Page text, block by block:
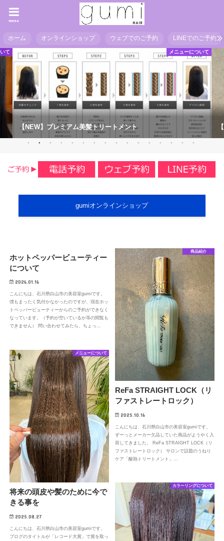
menu
ホーム オンラインショップ ウェブでのご予約 LINEでのご予約
て メニューについて
【NEW】プレミアム美髪トリートメント
gumiオンラインショップ
ホットペッパービューティー
について
2026.01.16
こんにちは、石川県白山市の美容室gumiです。
僕もまったく気付かなかったのですが、現在ホッ
トペッパービューティーからのご予約ができなく
なっています。（予約が空いているか等の閲覧も
できません） 問い合わせてみたら、ちょっ…
商品紹介
ReFa STRAIGHT LOCK（リ
ファストレートロック）
2025.10.16
こんにちは、石川県白山市の美容室gumiです。
ずーっとメーカー欠品していた商品がようやく入
荷してきました。 ReFa STRAIGHT LOCK（リ
ファストレートロック） サロンで話題のうねり
ケア「酸熱トリートメント」…
メニューについて
将来の頭皮や髪のために今で
きる事を
2025.08.27
こんにちは、石川県白山市の美容室gumiです。
ブログのタイトルが「レコード大賞」で賞を取っ
カラーリングについて